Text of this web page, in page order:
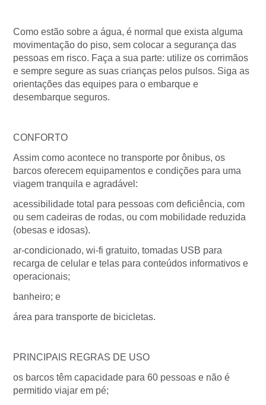
Como estão sobre a água, é normal que exista alguma
movimentação do piso, sem colocar a segurança das
pessoas em risco. Faça a sua parte: utilize os corrimãos
e sempre segure as suas crianças pelos pulsos. Siga as
orientações das equipes para o embarque e
desembarque seguros.
CONFORTO
Assim como acontece no transporte por ônibus, os
barcos oferecem equipamentos e condições para uma
viagem tranquila e agradável:
acessibilidade total para pessoas com deficiência, com
ou sem cadeiras de rodas, ou com mobilidade reduzida
(obesas e idosas).
ar-condicionado, wi-fi gratuito, tomadas USB para
recarga de celular e telas para conteúdos informativos e
operacionais;
banheiro; e
área para transporte de bicicletas.
PRINCIPAIS REGRAS DE USO
os barcos têm capacidade para 60 pessoas e não é
permitido viajar em pé;